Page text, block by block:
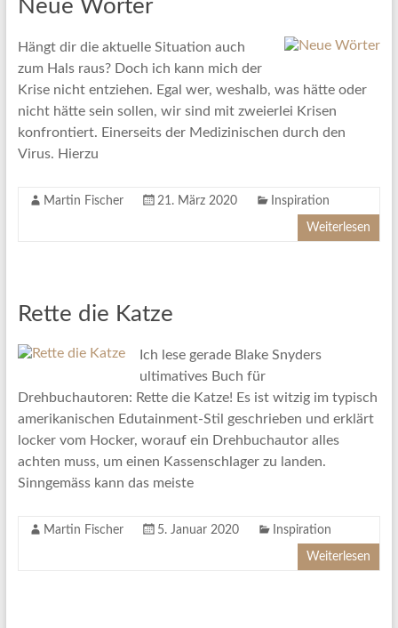
Neue Wörter
Hängt dir die aktuelle Situation auch
zum Hals raus? Doch ich kann mich der
Krise nicht entziehen. Egal wer, weshalb, was hätte oder
nicht hätte sein sollen, wir sind mit zweierlei Krisen
konfrontiert. Einerseits der Medizinischen durch den
Virus. Hierzu
Martin Fischer 21. März 2020 Inspiration
Weiterlesen
Rette die Katze
Ich lese gerade Blake Snyders
ultimatives Buch für
Drehbuchautoren: Rette die Katze! Es ist witzig im typisch
amerikanischen Edutainment-Stil geschrieben und erklärt
locker vom Hocker, worauf ein Drehbuchautor alles
achten muss, um einen Kassenschlager zu landen.
Sinngemäss kann das meiste
Martin Fischer 5. Januar 2020 Inspiration
Weiterlesen